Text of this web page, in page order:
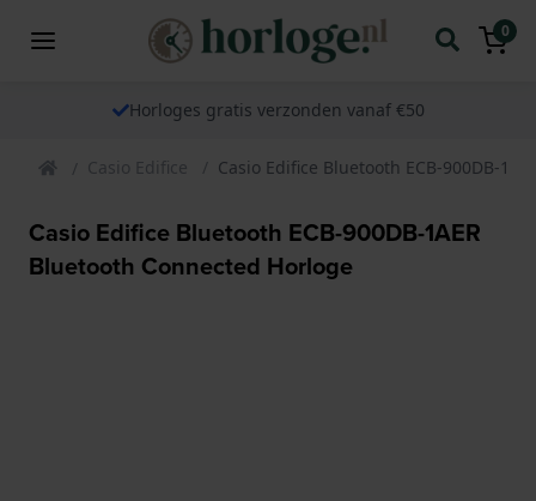
0
Horloges gratis verzonden vanaf €50
Casio Edifice Casio Edifice Bluetooth ECB-900DB-
Casio Edifice Bluetooth ECB-900DB-1AER
Bluetooth Connected Horloge